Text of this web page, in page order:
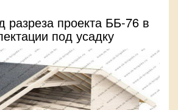
разреза проекта ББ-76 в
под усадку